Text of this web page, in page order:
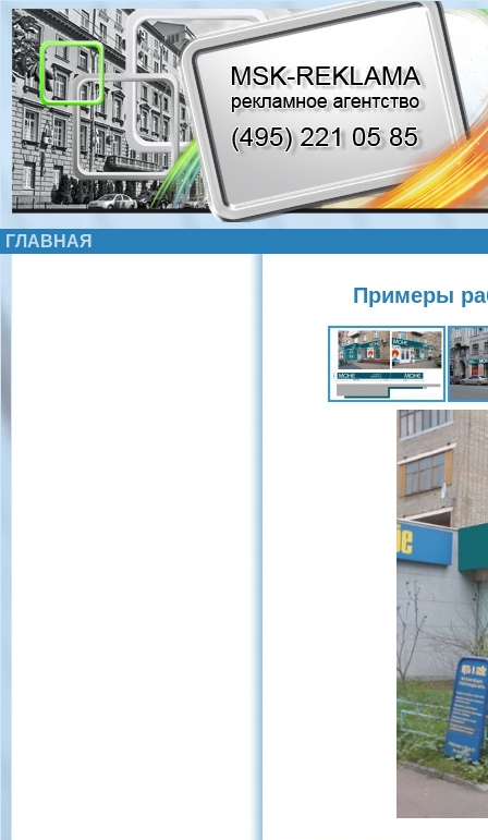
ГЛАВНАЯ
Примеры